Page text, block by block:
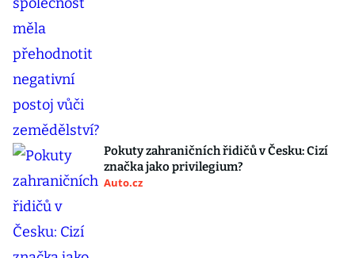
Pokuty zahraničních řidičů v Česku: Cizí
značka jako privilegium?
Auto.cz